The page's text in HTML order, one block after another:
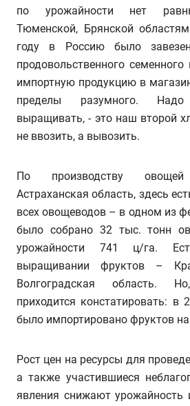
по урожайности нет
Тюменской, Брянской
году в Россию было
продовольственного
импортную продукцию в
пределы разумного.
выращивать, - это наш второй
не ввозить, а вывозить.
По производству
Астраханская область, здесь
всех овощеводов – в одном из
было собрано 32 тыс. тонн
урожайности 741 ц/га.
выращивании фруктов –
Волгоградская область.
приходится констатировать: в
было импортировано фруктов
Рост цен на ресурсы для
а также участившиеся
явления снижают урожайность